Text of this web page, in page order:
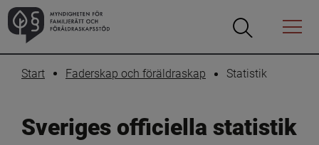
Öppna
Öppna
Menyn
Start Faderskap och föräldraskap Statistik
Sveriges officiella statistik